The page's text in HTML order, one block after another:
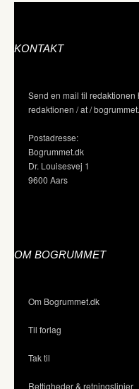
KONTAKT
Send en mail til redaktionen
redaktionen / at /
Postadresse:
Bogrummet.dk
Dr. Louisesvej 1
9600 Aars
OM BOGRUMMET
Om Bogrummet.dk
Til forlag
Tak til
Rettigheder & retningslinjer